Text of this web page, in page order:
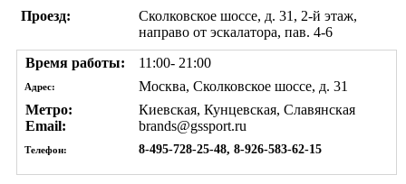
Проезд:
Сколковское шоссе, д. 31, 2-й этаж,
направо от эскалатора, пав. 4-6
Время работы:
11:00- 21:00
Адрес:
Москва, Сколковское шоссе, д. 31
Метро:
Киевская, Кунцевская, Славянская
Email:
brands@gssport.ru
Телефон: 8-495-728-25-48, 8-926-583-62-15